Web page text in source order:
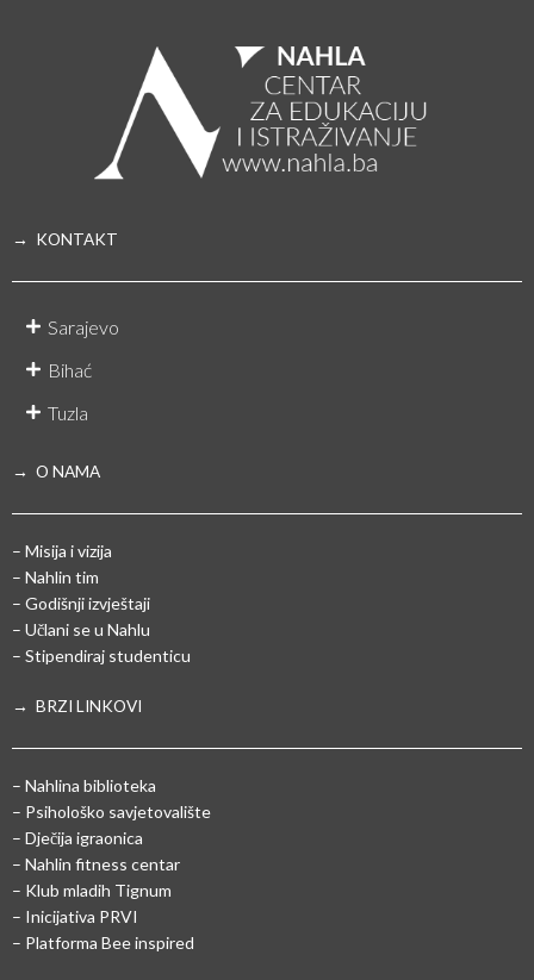
→ KONTAKT
Sarajevo
Bihać
Tuzla
→ O NAMA
– Misija i vizija
– Nahlin tim
– Godišnji izvještaji
– Učlani se u Nahlu
– Stipendiraj studenticu
→ BRZI LINKOVI
– Nahlina biblioteka
– Psihološko savjetovalište
– Dječija igraonica
– Nahlin fitness centar
– Klub mladih Tignum
– Inicijativa PRVI
– Platforma Bee inspired